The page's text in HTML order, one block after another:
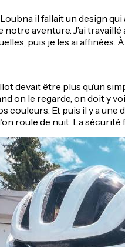
Loubna il fallait un design
notre aventure. J’ai
puis je les ai affinées.
devait être plus qu’un
on le regarde, on doit y
couleurs. Et puis il y a
roule de nuit. La